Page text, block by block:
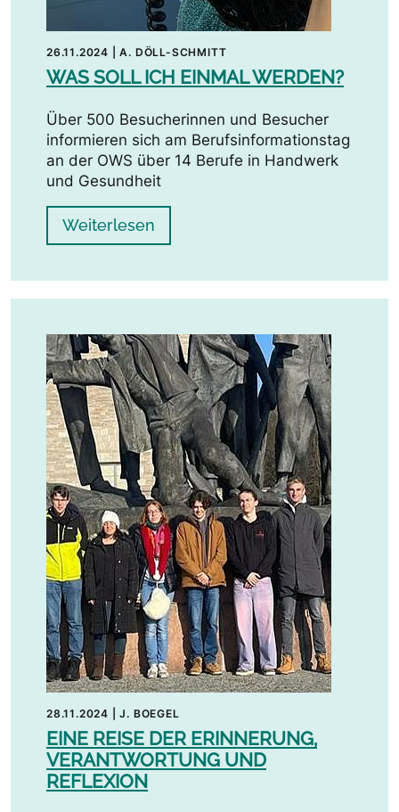
26.11.2024 |A. DÖLL-SCHMITT
WAS SOLL ICH EINMAL WERDEN?
Über 500 Besucherinnen und Besucher
informieren sich am Berufsinformationstag
an der OWS über 14 Berufe in Handwerk
und Gesundheit
Weiterlesen
28.11.2024 |J. BOEGEL
EINE REISE DER ERINNERUNG,
VERANTWORTUNG UND
REFLEXION